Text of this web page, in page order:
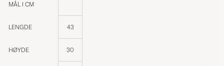
MÅL I CM
LENGDE 43
HØYDE 30